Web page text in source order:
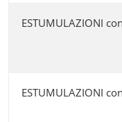
ESTUMULAZIONI
ESTUMULAZIONI